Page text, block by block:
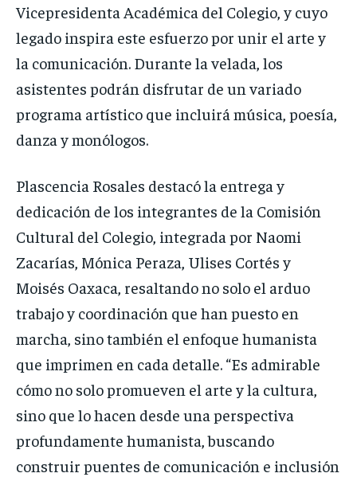
Vicepresidenta Académica del Colegio, y cuyo
legado inspira este esfuerzo por unir el arte y
la comunicación. Durante la velada, los
asistentes podrán disfrutar de un variado
programa artístico que incluirá música, poesía,
danza y monólogos.
Plascencia Rosales destacó la entrega y
dedicación de los integrantes de la Comisión
Cultural del Colegio, integrada por Naomi
Zacarías, Mónica Peraza, Ulises Cortés y
Moisés Oaxaca, resaltando no solo el arduo
trabajo y coordinación que han puesto en
marcha, sino también el enfoque humanista
que imprimen en cada detalle. “Es admirable
cómo no solo promueven el arte y la cultura,
sino que lo hacen desde una perspectiva
profundamente humanista, buscando
construir puentes de comunicación e inclusión